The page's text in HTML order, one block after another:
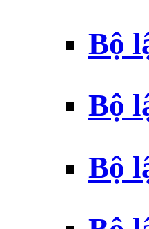
Bộ
Bộ
Bộ